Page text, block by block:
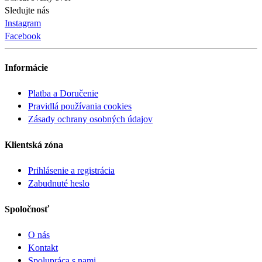
Sledujte nás
Instagram
Facebook
Informácie
Platba a Doručenie
Pravidlá používania cookies
Zásady ochrany osobných údajov
Klientská zóna
Prihlásenie a registrácia
Zabudnuté heslo
Spoločnosť
O nás
Kontakt